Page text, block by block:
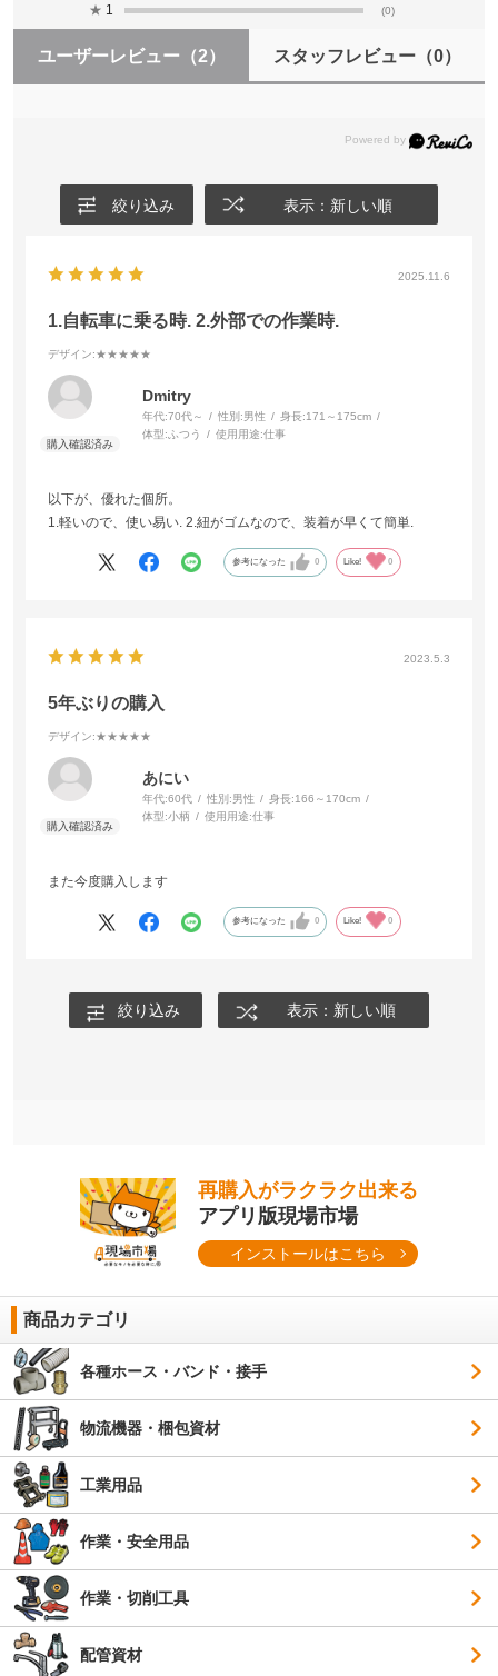
★ 1 (0)
ユーザーレビュー （2） スタッフレビュー（0）
絞り込み 表示：新しい順
2025.11.6
1.自転車に乗る時. 2.外部での作業時.
デザイン:★★★★★
Dmitry
年代:70代～ 性別:男性 身長:171～175cm
体型: ふつう 使用用途:仕事
以下が、優れた個所。
1.軽いので、使い易い. 2.紐がゴムなので、装着が早くて簡単.
参考になった 0 Like! 0
2023.5.3
5年ぶりの購入
デザイン:★★★★★
あにい
年代:60代 性別:男性 身長:166～170cm
体型:小柄 使用用途:仕事
また今度購入します
参考になった 0 Like! 0
絞り込み 表示：新しい順
再購入がラクラク出来る
アプリ版現場市場
インストールはこちら
商品カテゴリ
各種ホース・バンド・接手
物流機器・梱包資材
工業用品
作業・安全用品
作業・切削工具
配管資材